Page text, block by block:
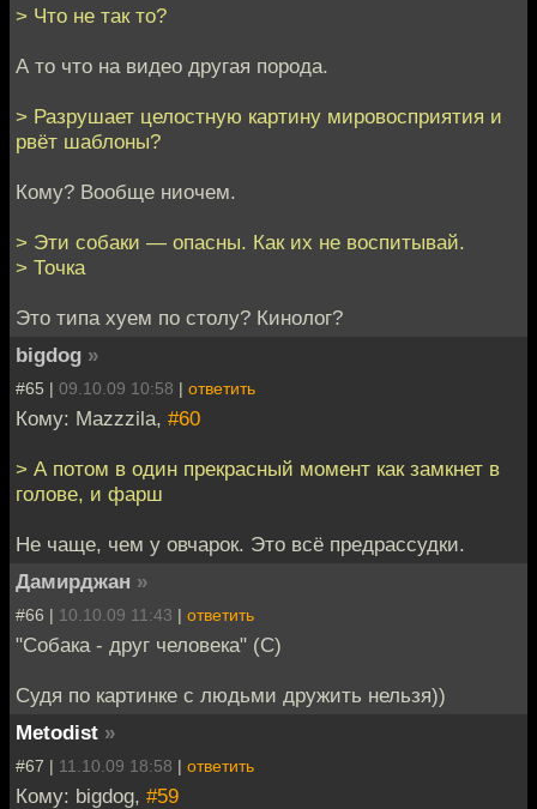
> Что не так то?
А то что на видео другая порода.
> Разрушает целостную картину мировосприятия и
рвёт шаблоны?
Кому? Вообще ниочем.
> Эти собаки — опасны. Как их не воспитывай.
> Точка
Это типа хуем по столу? Кинолог?
bigdog »
#65 | 09.10.09 10:58 | ответить
Кому: Mazzzila, #60
> А потом в один прекрасный момент как замкнет в
голове, и фарш
Не чаще, чем у овчарок. Это всё предрассудки.
Дамирджан »
#66 | 10.10.09 11:43 | ответить
"Собака - друг человека" (С)
Судя по картинке с людьми дружить нельзя))
Metodist »
#67 | 11.10.09 18:58 | ответить
Кому: bigdog, #59